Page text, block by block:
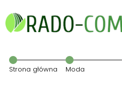
Strona główna Moda